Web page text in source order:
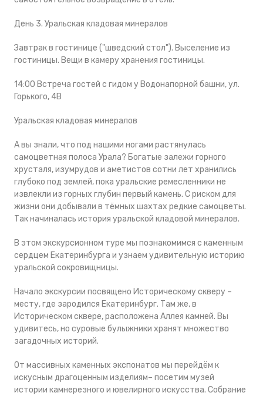
День 3. Уральская кладовая минералов
Завтрак в гостинице ("шведский стол"). Выселение из
гостиницы. Вещи в камеру хранения гостиницы.
14:00 Встреча гостей с гидом у Водонапорной башни, ул.
Горького, 4В
Уральская кладовая минералов
А вы знали, что под нашими ногами растянулась
самоцветная полоса Урала? Богатые залежи горного
хрусталя, изумрудов и аметистов сотни лет хранились
глубоко под землей, пока уральские ремесленники не
извлекли из горных глубин первый камень. С риском для
жизни они добывали в тёмных шахтах редкие самоцветы.
Так начиналась история уральской кладовой минералов.
В этом экскурсионном туре мы познакомимся с каменным
сердцем Екатеринбурга и узнаем удивительную историю
уральской сокровищницы.
Начало экскурсии посвящено Историческому скверу –
месту, где зародился Екатеринбург. Там же, в
Историческом сквере, расположена Аллея камней. Вы
удивитесь, но суровые булыжники хранят множество
загадочных историй.
От массивных каменных экспонатов мы перейдём к
искусным драгоценным изделиям– посетим музей
истории камнерезного и ювелирного искусства. Собрание